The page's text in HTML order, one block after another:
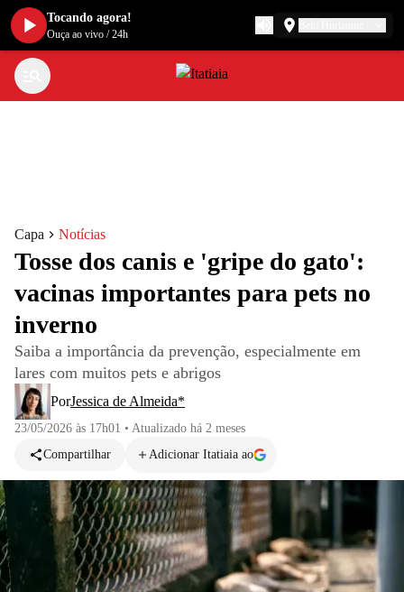
Capa Notícias
Tosse dos canis e 'gripe do gato':
vacinas importantes para pets no
inverno
Saiba a importância da prevenção, especialmente em
lares com muitos pets e abrigos
PorJessica de Almeida*
23/05/2026 às 17h01 • Atualizado há 2 meses
Compartilhar
Adicionar Itatiaia ao
Tocando agora!
Ouça ao vivo /24h